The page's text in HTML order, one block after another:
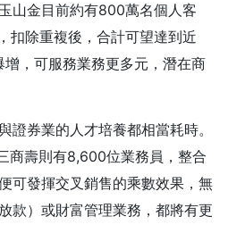
山金目前約有800萬名個人客
扣除重複後，合計可望達到近
，可服務業務更多元，潛在商
證券業的人才培養都相當耗時。
商壽則有8,600位業務員，整合
可發揮交叉銷售的乘數效果，無
款）或財富管理業務，都將有更